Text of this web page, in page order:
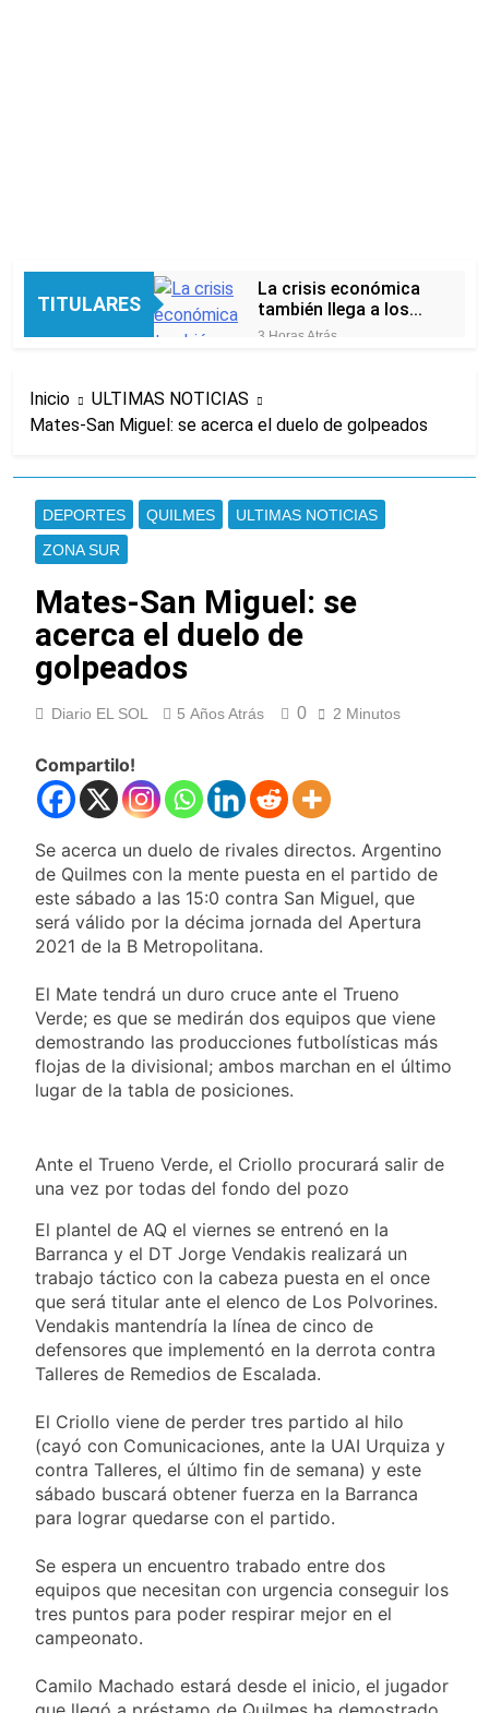
TITULARES
La crisis económica
también llega a los
templos: casi la
alimentos, dinero o
trabajo
3 Horas Atrás
9 Horas Atrás
Lionel Messi llegará a
despedir a su padre
Jorge Messi
9 Horas Atrás
Murió Jorge Messi,
padre de Lionel
imputado
formalmente por
abuso sexual
15 Horas Atrás
La CGT y las dos
nuevas marchas
La noche del Afro
de Quilmes
La Diócesis de
Quilmes celebró la
XIV a la Argentina
1 Día Atrás
Figuras de la cultura
se sumaron a la
marcha frente al
Congreso contra la
Ley de Propiedad
1 Día Atrás
Nueva jornada
negativa para los
cayeron las acciones
en Wall Street y el
riesgo país quedó al
borde de los 450
puntos
Jorge Macri condenó
los disturbios frente
al Congreso y
calificó a los
responsables como
2 Días Atrás
Día Internacional de
la Cerveza: los tres
correctamente
El frío polar se
instala en Buenos
Aires: mejora el
temperaturas más
bajas de la semana
2 Días Atrás
Día de San Cayetano:
por qué se celebra
cada 7 de agosto y
qué representa para
los argentinos
2 Días Atrás
El Senado aprobó la
ley de propiedad
privada, pero el
Gobierno debió
eliminar otro capítulo
2 Días Atrás
Incidentes frente al
protesta contra la
Ley de Propiedad
Privada: hubo
detenidos y
enfrentamientos
2 Días Atrás
La Fiscalía rechazó el
pedido para
suspender el juicio
contra Pity Alvarez
2 Días Atrás
67 barrios full LED en
Florencio Varela
2 Días Atrás
El temporal se
despide del AMBA:
cuándo dejará de
cercanas a 1°C
contra la Ley de
Propiedad Privada de
2 Días Atrás
Inicio
ULTIMAS NOTICIAS
Mates-San Miguel: se acerca el duelo de golpeados
DEPORTES QUILMES
ULTIMAS NOTICIAS
ZONA SUR
Mates-San Miguel: se
acerca el duelo de
golpeados
Diario EL SOL 5 Años Atrás 0 2 Minutos
Compartilo!
Se acerca un duelo de rivales directos. Argentino
de Quilmes con la mente puesta en el partido de
este sábado a las 15:0 contra San Miguel, que
será válido por la décima jornada del Apertura
2021 de la B Metropolitana.
El Mate tendrá un duro cruce ante el Trueno
Verde; es que se medirán dos equipos que viene
demostrando las producciones futbolísticas más
flojas de la divisional; ambos marchan en el último
lugar de la tabla de posiciones.
Ante el Trueno Verde, el Criollo procurará salir de
una vez por todas del fondo del pozo
El plantel de AQ el viernes se entrenó en la
Barranca y el DT Jorge Vendakis realizará un
trabajo táctico con la cabeza puesta en el once
que será titular ante el elenco de Los Polvorines.
Vendakis mantendría la línea de cinco de
defensores que implementó en la derrota contra
Talleres de Remedios de Escalada.
El Criollo viene de perder tres partido al hilo
(cayó con Comunicaciones, ante la UAI Urquiza y
contra Talleres, el último fin de semana) y este
sábado buscará obtener fuerza en la Barranca
para lograr quedarse con el partido.
Se espera un encuentro trabado entre dos
equipos que necesitan con urgencia conseguir los
tres puntos para poder respirar mejor en el
campeonato.
Camilo Machado estará desde el inicio, el jugador